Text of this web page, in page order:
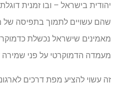
יהודית בישראל – ובו זמנית
שהם עשויים לתמוך בתפיסה של
מאמינים שישראל נכשלת
מעמדה הדמוקרטי על פני שמירה
זה עשוי להציע מפת דרכים